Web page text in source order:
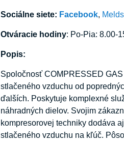
Sociálne siete: Facebook, Melds
Otváracie hodiny: Po-Pia: 8.00-
Popis:
Spoločnosť COMPRESSED
stlačeného vzduchu od
ďalších. Poskytuje komplexné
náhradných dielov. Svojim
kompresorovej techniky dodáva
stlačeného vzduchu na kľúč.